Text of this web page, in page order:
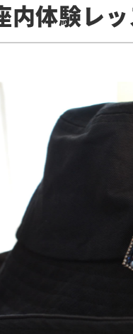
内体験レ